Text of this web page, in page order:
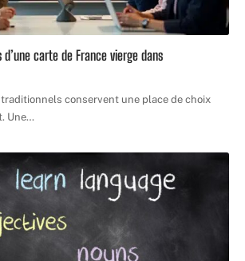
d’une carte de France vierge dans
conservent une place de choix
Une…